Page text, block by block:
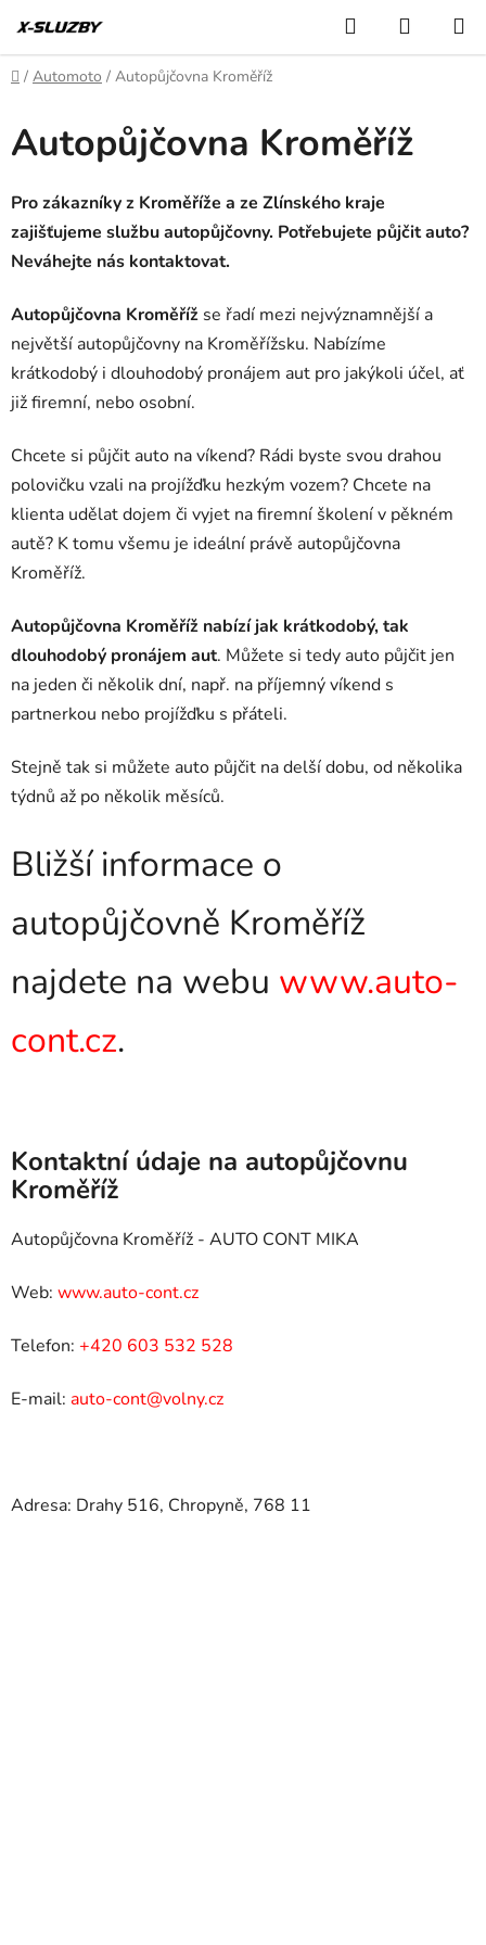
na
obsah
Hledat
KOŠÍK
Domů
/ Automoto / Autopůjčovna Kroměříž
Autopůjčovna Kroměříž
Pro zákazníky z Kroměříže a ze Zlínského kraje
zajišťujeme službu autopůjčovny. Potřebujete půjčit auto?
Neváhejte nás kontaktovat.
Autopůjčovna Kroměříž se řadí mezi nejvýznamnější a
největší autopůjčovny na Kroměřížsku. Nabízíme
krátkodobý i dlouhodobý pronájem aut pro jakýkoli účel, ať
již firemní, nebo osobní.
Chcete si půjčit auto na víkend? Rádi byste svou drahou
polovičku vzali na projížďku hezkým vozem? Chcete na
klienta udělat dojem či vyjet na firemní školení v pěkném
autě? K tomu všemu je ideální právě autopůjčovna
Kroměříž.
Autopůjčovna Kroměříž nabízí jak krátkodobý, tak
dlouhodobý pronájem aut. Můžete si tedy auto půjčit jen
na jeden či několik dní, např. na příjemný víkend s
partnerkou nebo projížďku s přáteli.
Stejně tak si můžete auto půjčit na delší dobu, od několika
týdnů až po několik měsíců.
Bližší informace o
autopůjčovně Kroměříž
najdete na webu www.auto-
cont.cz.
Kontaktní údaje na autopůjčovnu
Kroměříž
Autopůjčovna Kroměříž - AUTO CONT MIKA
Web: www.auto-cont.cz
Telefon: +420 603 532 528
E-mail: auto-cont@volny.cz
Adresa: Drahy 516, Chropyně, 768 11